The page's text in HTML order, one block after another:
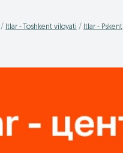
Itlar - Toshkent viloyati Itlar - Pskent